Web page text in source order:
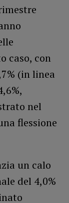
caso, con
(in linea
nel
flessione
un calo
del 4,0%